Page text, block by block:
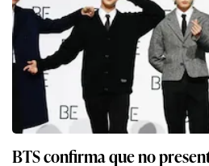
BTS confirma que no